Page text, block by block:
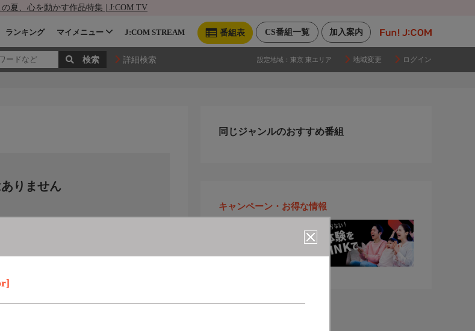
の夏、心を動かす作品特集 | J:COM TV
加入案内
CS番組一覧
番組表
ランキング マイメニュー J:COM STREAM
詳細検索 設定地域： 東京 東エリア 地域変更 ログイン
りません
同じジャンルのおすすめ番組
キャンペーン・お得な情報